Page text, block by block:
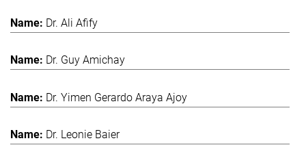
Dr. Ali Afify
Dr. Guy Amichay
Dr. Yimen Gerardo Araya Ajoy
Dr. Leonie Baier